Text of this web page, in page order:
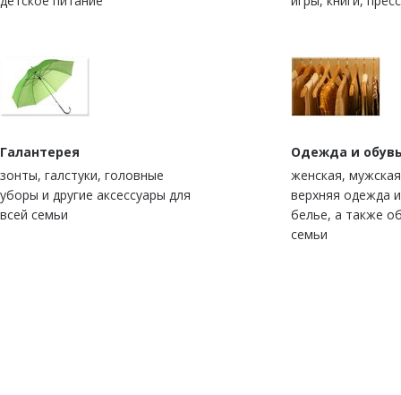
Галантерея
зонты, галстуки, головные
уборы и другие аксессуары для
всей семьи
Одежда и
женская,
верхняя одежда
белье, а также
семьи